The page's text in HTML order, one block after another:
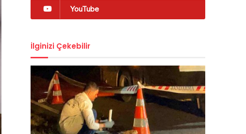
YouTube
İlginizi Çekebilir